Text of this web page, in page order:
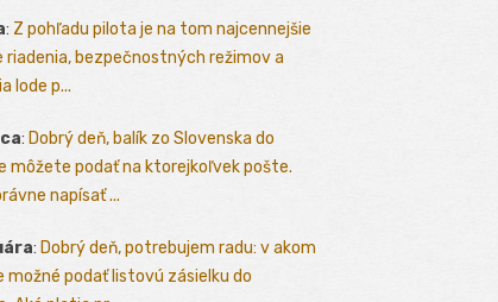
: Z pohľadu pilota je na tom najcennejšie
riadenia, bezpečnostných režimov a
lode p...
: Dobrý deň, balík zo Slovenska do
môžete podať na ktorejkoľvek pošte.
napísať ...
: Dobrý deň, potrebujem radu: v akom
možné podať listovú zásielku do